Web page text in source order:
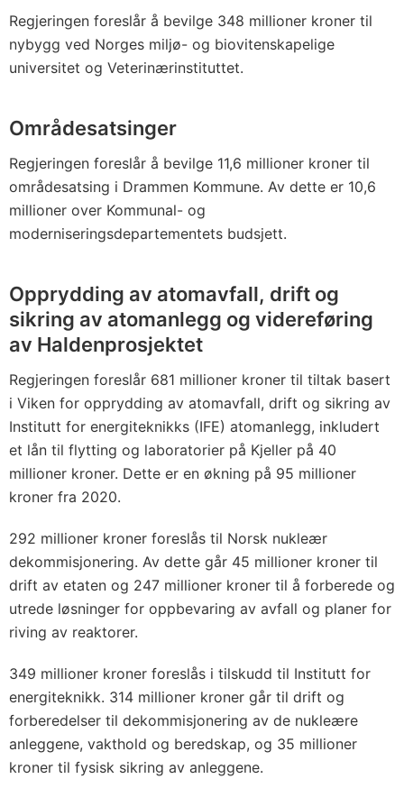
Regjeringen foreslår å bevilge 348 millioner kroner til
nybygg ved Norges miljø- og biovitenskapelige
universitet og Veterinærinstituttet.
Områdesatsinger
Regjeringen foreslår å bevilge 11,6 millioner kroner til
områdesatsing i Drammen Kommune. Av dette er 10,6
millioner over Kommunal- og
moderniseringsdepartementets budsjett.
Opprydding av atomavfall, drift og
sikring av atomanlegg og videreføring
av Haldenprosjektet
Regjeringen foreslår 681 millioner kroner til tiltak basert
i Viken for opprydding av atomavfall, drift og sikring av
Institutt for energiteknikks (IFE) atomanlegg, inkludert
et lån til flytting og laboratorier på Kjeller på 40
millioner kroner. Dette er en økning på 95 millioner
kroner fra 2020.
292 millioner kroner foreslås til Norsk nukleær
dekommisjonering. Av dette går 45 millioner kroner til
drift av etaten og 247 millioner kroner til å forberede og
utrede løsninger for oppbevaring av avfall og planer for
riving av reaktorer.
349 millioner kroner foreslås i tilskudd til Institutt for
energiteknikk. 314 millioner kroner går til drift og
forberedelser til dekommisjonering av de nukleære
anleggene, vakthold og beredskap, og 35 millioner
kroner til fysisk sikring av anleggene.